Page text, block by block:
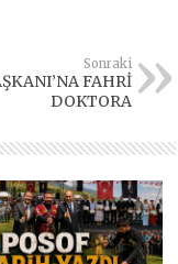
Sonraki
FAHRİ
DOKTORA